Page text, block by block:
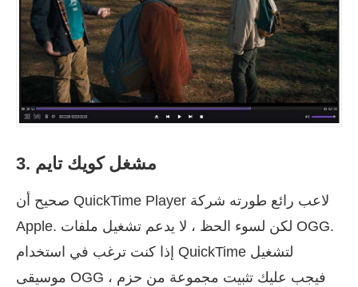
3. مشغل كويك تايم
صحيح أن QuickTime Player لاعب رائع طورته شركة
Apple. لكن لسوء الحظ ، لا يدعم تشغيل ملفات OGG.
إذا كنت ترغب في استخدام QuickTime لتشغيل
موسيقى OGG ، فيجب عليك تثبيت مجموعة من حزم